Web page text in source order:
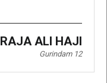
RAJA ALI HAJI
Gurindam 12